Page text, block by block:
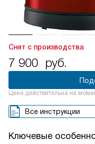
Снят с производства
7 900 руб.
Цена действительна на
Все инструкции
Ключевые